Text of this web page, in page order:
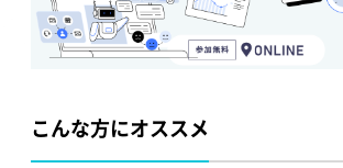
こんな方にオススメ